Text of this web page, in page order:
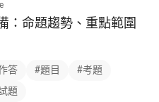
：命題趨勢、重點範圍
答 #題目 #考題
題